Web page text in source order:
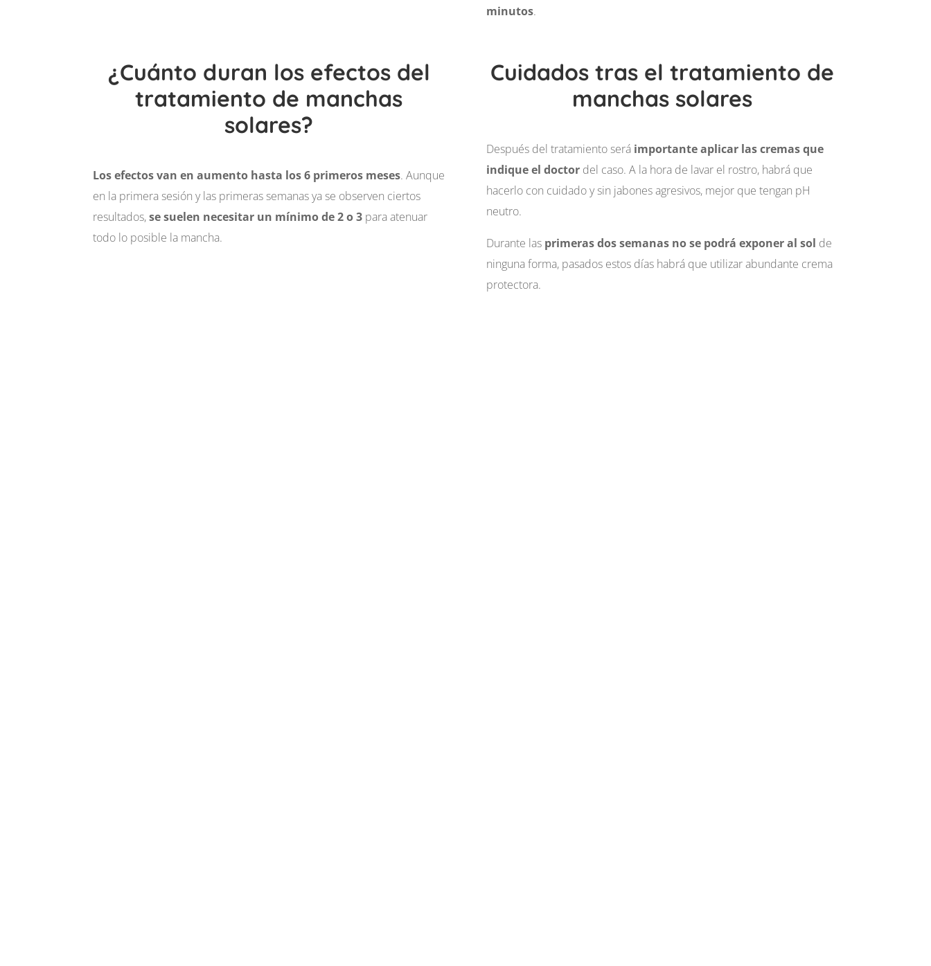
minutos.
¿Cuánto duran los efectos del
tratamiento de manchas
solares?
Los efectos van en aumento hasta los 6 primeros meses. Aunque
en la primera sesión y las primeras semanas ya se observen ciertos
resultados,se suelen necesitar un mínimo de 2 o 3 para atenuar
todo lo posible la mancha.
Cuidados tras el tratamiento de
manchas solares
Después del tratamiento será importante aplicar las cremas que
indique el doctordel caso. A la hora de lavar el rostro, habrá que
hacerlo con cuidado y sin jabones agresivos, mejor que tengan pH
neutro.
Durante las primeras dos semanas no se podrá exponer al sol de
ninguna forma, pasados estos días habrá que utilizar abundante crema
protectora.